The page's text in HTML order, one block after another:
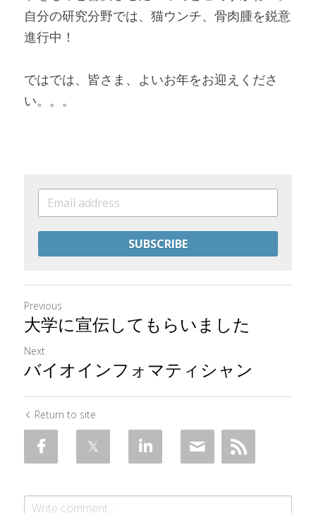
自分の研究分野では、猫ウンチ、骨肉腫を鋭意
進行中！
ではでは、皆さま、よいお年をお迎えくださ
い。。。
SUBSCRIBE
Previous
大学に宣伝してもらいました
Next
バイオインフォマティシャン
Return to site